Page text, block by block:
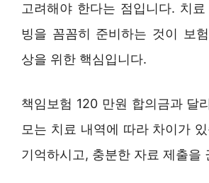
고려해야 한다는 점입니다. 치
빙을 꼼꼼히 준비하는 것이 보
상을 위한 핵심입니다.
책임보험 120 만원 합의금과 달
모는 치료 내역에 따라 차이가
기억하시고, 충분한 자료 제출을